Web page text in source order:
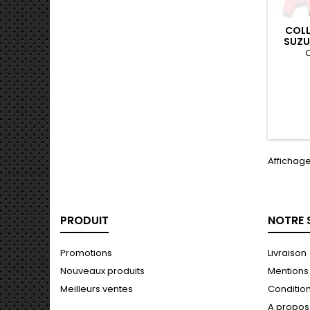
PRODUIT
Promotions
Nouveaux produits
Meilleurs ventes
NOTRE
Livraison
A propos